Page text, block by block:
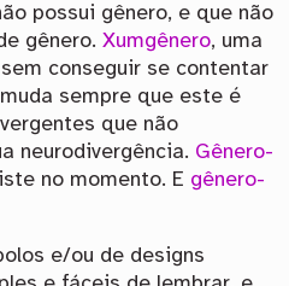
possui gênero, e que não
gênero.Xumgênero, uma
conseguir se contentar
sempre que este é
que não
neurodivergência. Gênero-
no momento. E gênero-
e/ou de designs